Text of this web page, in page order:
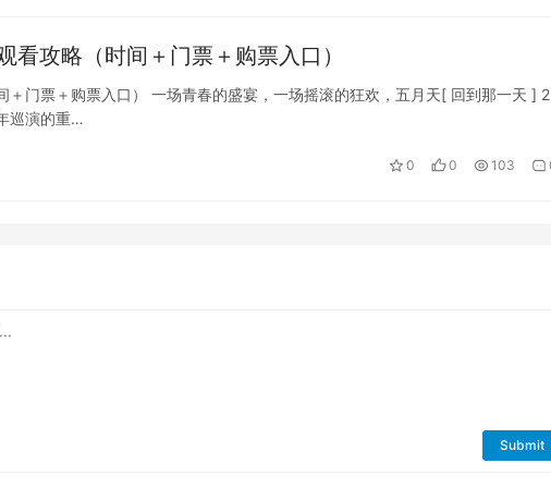
攻略（时间＋门票＋购票入口）
＋门票＋购票入口） 一场青春的盛宴，一场摇滚的狂欢，五月天[ 回到那一天 ]
巡演的重…
0 0 103
Submit